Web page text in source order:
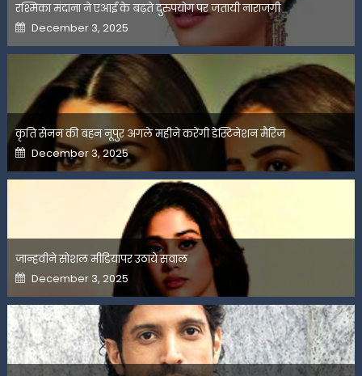
रश्मिका मंदाना ने एआई के बढ़ते दुरुपयोग पर जतायी नाराजगी
Posted
on
December 3, 2025
कृति सेनन की बहन नूपुर अगले महीने करेंगी डेस्टिनेशन मैरिज
Posted
on
December 3, 2025
जान्हवीने सोशल मीडियापर उठाये सवाल
Posted
on
December 3, 2025